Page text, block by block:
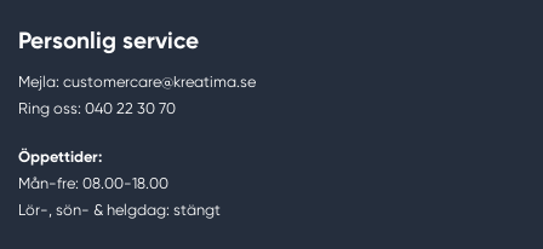
Personlig service
Mejla: customercare@kreatima.se
Ring oss: 040 22 30 70
Öppettider:
Mån-fre: 08.00-18.00
Lör-, sön- & helgdag: stängt